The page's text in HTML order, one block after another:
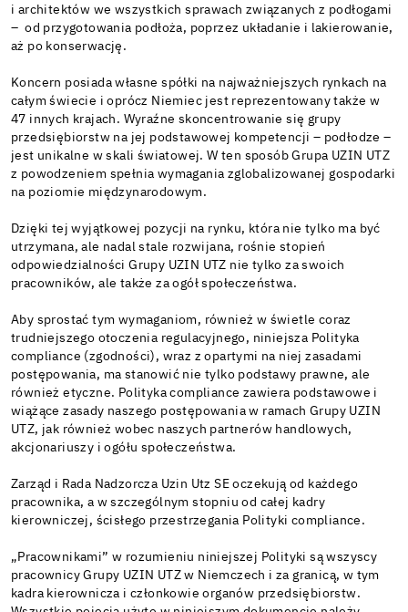
i architektów we wszystkich sprawach związanych z podłogami
– od przygotowania podłoża, poprzez układanie i lakierowanie,
aż po konserwację.
Koncern posiada własne spółki na najważniejszych rynkach na
całym świecie i oprócz Niemiec jest reprezentowany także w
47 innych krajach. Wyraźne skoncentrowanie się grupy
przedsiębiorstw na jej podstawowej kompetencji – podłodze –
jest unikalne w skali światowej. W ten sposób Grupa UZIN UTZ
z powodzeniem spełnia wymagania zglobalizowanej gospodarki
na poziomie międzynarodowym.
Dzięki tej wyjątkowej pozycji na rynku, która nie tylko ma być
utrzymana, ale nadal stale rozwijana, rośnie stopień
odpowiedzialności Grupy UZIN UTZ nie tylko za swoich
pracowników, ale także za ogół społeczeństwa.
Aby sprostać tym wymaganiom, również w świetle coraz
trudniejszego otoczenia regulacyjnego, niniejsza Polityka
compliance (zgodności), wraz z opartymi na niej zasadami
postępowania, ma stanowić nie tylko podstawy prawne, ale
również etyczne. Polityka compliance zawiera podstawowe i
wiążące zasady naszego postępowania w ramach Grupy UZIN
UTZ, jak również wobec naszych partnerów handlowych,
akcjonariuszy i ogółu społeczeństwa.
Zarząd i Rada Nadzorcza Uzin Utz SE oczekują od każdego
pracownika, a w szczególnym stopniu od całej kadry
kierowniczej, ścisłego przestrzegania Polityki compliance.
„Pracownikami” w rozumieniu niniejszej Polityki są wszyscy
pracownicy Grupy UZIN UTZ w Niemczech i za granicą, w tym
kadra kierownicza i członkowie organów przedsiębiorstw.